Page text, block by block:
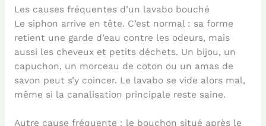
Les causes fréquentes d’un lavabo bouché
Le siphon arrive en tête. C’est normal : sa forme
retient une garde d’eau contre les odeurs, mais
aussi les cheveux et petits déchets. Un bijou, un
capuchon, un morceau de coton ou un amas de
savon peut s’y coincer. Le lavabo se vide alors mal,
même si la canalisation principale reste saine.
Autre cause fréquente : le bouchon situé après le